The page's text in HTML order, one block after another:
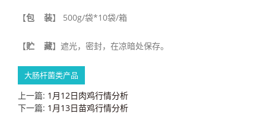
【包 装】 500g/袋*10袋/箱
【贮 藏】遮光，密封，在凉暗处保存。
大肠杆菌类产品
上一篇: 1月12日肉鸡行情分析
下一篇: 1月13日苗鸡行情分析